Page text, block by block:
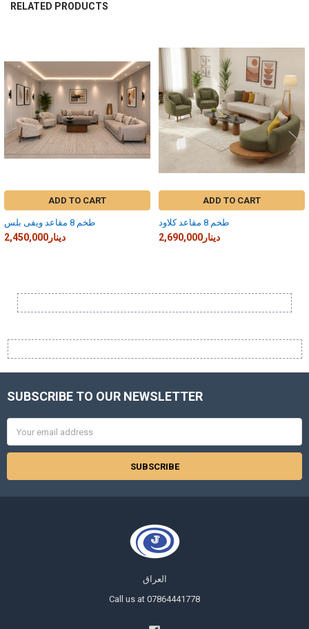
RELATED PRODUCTS
Related
Products
ADD TO CART
طخم 8 مقاعد ويفى بلس
2,450,000دينار
ADD TO CART
طخم 8 مقاعد كلاود
2,690,000دينار
Footer
SUBSCRIBE TO OUR NEWSLETTER
Address
العراق
Call us at 07864441778